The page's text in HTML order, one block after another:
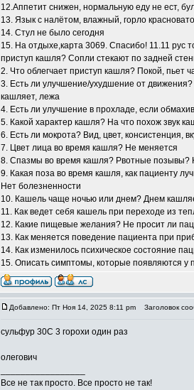
12.Аппетит снижен, нормальную еду не ест,
13. Язык с налётом, влажный, горло
14. Стул не было сегодня
15. На отдыхе,карта 3069. Спасибо! 11.11 рус
приступ кашля? Сопли стекают по задней
2. Что облегчает приступ кашля? Покой, пьет
3. Есть ли улучшение/ухудшение от
кашляет, лежа
4. Есть ли улучшение в прохладе, если
5. Какой характер кашля? На что похож звук
6. Есть ли мокрота? Вид, цвет, консистенция,
7. Цвет лица во время кашля? Не меняется
8. Спазмы во время кашля? Рвотные позывы?
9. Какая поза во время кашля, как пациенту
Нет болезненности
10. Кашель чаще ночью или днем? Днем
11. Как ведет себя кашель при переходе из
12. Какие пищевые желания? Не просит ли
13. Как меняется поведение пациента при
14. Как изменилось психическое состояние
15. Описать симптомы, которые появляются
Добавлено: Пт Ноя 14, 2025 8:11 pm Заголовок
сульфур 30С 3 горохи один раз
олегович
Все не так просто. Все просто не так!